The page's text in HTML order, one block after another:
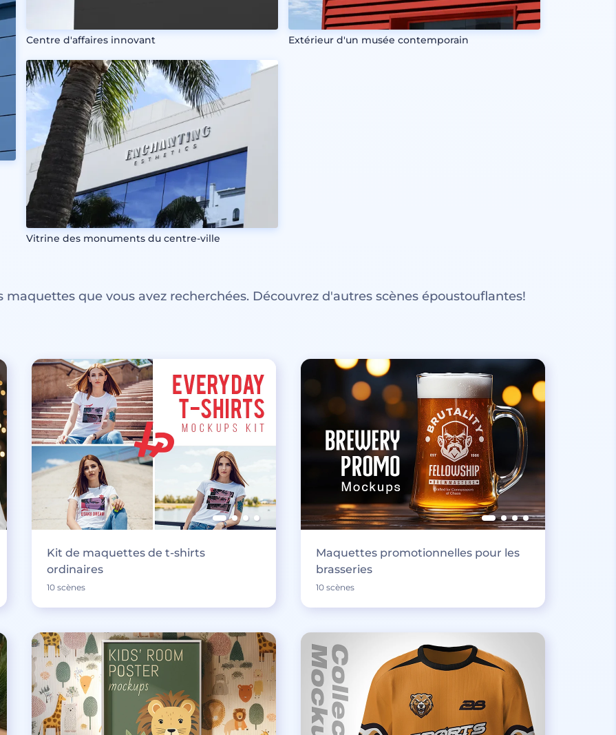
Centre d'affaires innovant
Vitrine des monuments du centre-ville
Extérieur d'un musée contemporain
que vous avez recherchées. Découvrez d'autres scènes époustouflantes!
Kit de maquettes de t-shirts
ordinaires
10 scènes
Maquettes promotionnelles pour les
brasseries
10 scènes